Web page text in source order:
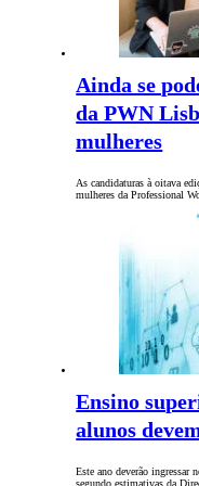
Ainda se
da PWN
mulheres
As candidaturas à oitava
mulheres da Professional
Ensino
alunos
Este ano deverão ingressar
segundo estimativas da